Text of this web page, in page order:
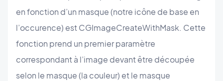
en fonction d’un masque (notre icône de base en
l’occurence) est CGImageCreateWithMask. Cette
fonction prend un premier paramètre
correspondant à l’image devant être découpée
selon le masque (la couleur) et le masque